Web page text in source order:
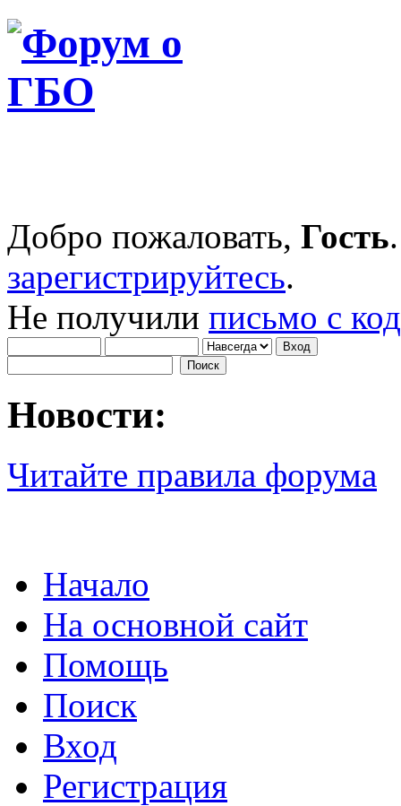
Добро пожаловать, Гость
зарегистрируйтесь.
Не получили письмо с
Новости:
Читайте правила форума
Начало
На основной сайт
Помощь
Поиск
Вход
Регистрация